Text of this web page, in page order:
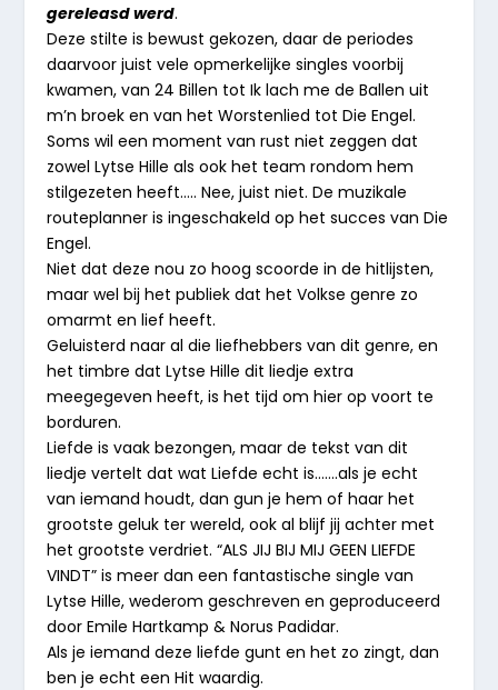
gereleasd werd.
Deze stilte is bewust gekozen, daar de periodes
daarvoor juist vele opmerkelijke singles voorbij
kwamen, van 24 Billen tot Ik lach me de Ballen uit
m’n broek en van het Worstenlied tot Die Engel.
Soms wil een moment van rust niet zeggen dat
zowel Lytse Hille als ook het team rondom hem
stilgezeten heeft….. Nee, juist niet. De muzikale
routeplanner is ingeschakeld op het succes van Die
Engel.
Niet dat deze nou zo hoog scoorde in de hitlijsten,
maar wel bij het publiek dat het Volkse genre zo
omarmt en lief heeft.
Geluisterd naar al die liefhebbers van dit genre, en
het timbre dat Lytse Hille dit liedje extra
meegegeven heeft, is het tijd om hier op voort te
borduren.
Liefde is vaak bezongen, maar de tekst van dit
liedje vertelt dat wat Liefde echt is…….als je echt
van iemand houdt, dan gun je hem of haar het
grootste geluk ter wereld, ook al blijf jij achter met
het grootste verdriet. “ALS JIJ BIJ MIJ GEEN LIEFDE
VINDT” is meer dan een fantastische single van
Lytse Hille, wederom geschreven en geproduceerd
door Emile Hartkamp & Norus Padidar.
Als je iemand deze liefde gunt en het zo zingt, dan
ben je echt een Hit waardig.